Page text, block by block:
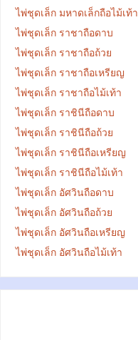
ไพ่ชุดเล็ก มหาดเล็กถือไม้เท้า
ไพ่ชุดเล็ก ราชาถือดาบ
ไพ่ชุดเล็ก ราชาถือถ้วย
ไพ่ชุดเล็ก ราชาถือเหรียญ
ไพ่ชุดเล็ก ราชาถือไม้เท้า
ไพ่ชุดเล็ก ราชินีถือดาบ
ไพ่ชุดเล็ก ราชินีถือถ้วย
ไพ่ชุดเล็ก ราชินีถือเหรียญ
ไพ่ชุดเล็ก ราชินีถือไม้เท้า
ไพ่ชุดเล็ก อัศวินถือดาบ
ไพ่ชุดเล็ก อัศวินถือถ้วย
ไพ่ชุดเล็ก อัศวินถือเหรียญ
ไพ่ชุดเล็ก อัศวินถือไม้เท้า